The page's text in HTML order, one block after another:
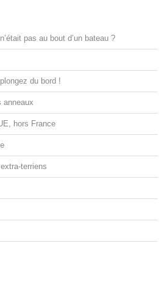
pas au bout d’un bateau ?
du bord !
anneaux
hors France
terriens